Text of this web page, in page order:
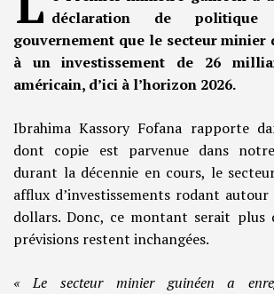
déclaration de politique
gouvernement que le secteur minier
à un investissement de 26
américain, d’ici à l’horizon 2026.
Ibrahima Kassory Fofana rapporte
dont copie est parvenue dans
durant la décennie en cours, le
afflux d’investissements rodant
dollars. Donc, ce montant serait plus
prévisions restent inchangées.
« Le secteur minier guinéen a